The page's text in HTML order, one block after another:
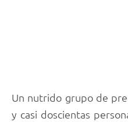
Un nutrido grupo de
y casi doscientas